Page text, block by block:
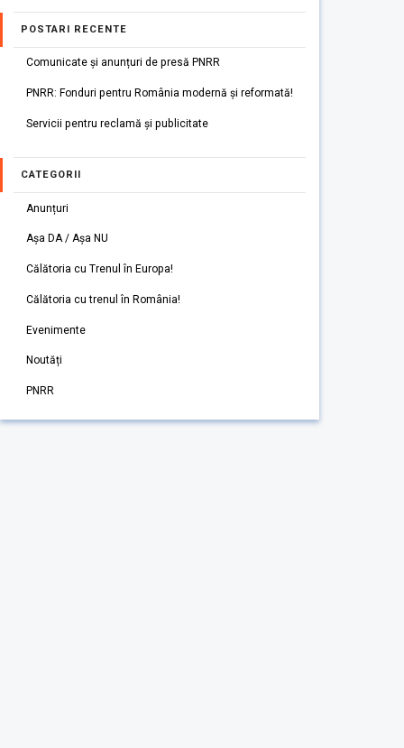
POSTARI RECENTE
Comunicate și anunțuri de presă PNRR
PNRR: Fonduri pentru România modernă și reformată!
Servicii pentru reclamă și publicitate
CATEGORII
Anunțuri
Așa DA / Așa NU
Călătoria cu Trenul în Europa!
Călătoria cu trenul în România!
Evenimente
Noutăți
PNRR